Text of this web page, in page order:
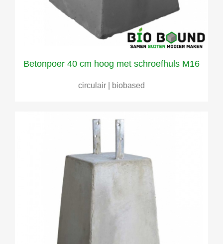
Betonpoer 40 cm hoog met schroefhuls M16
circulair | biobased